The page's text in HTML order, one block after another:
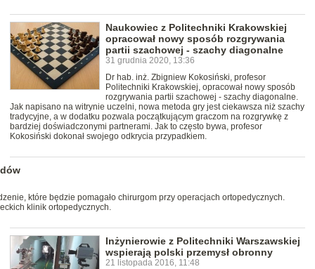
Naukowiec z Politechniki Krakowskiej
opracował nowy sposób rozgrywania
partii szachowej - szachy diagonalne
31 grudnia 2020, 13:36
Dr hab. inż. Zbigniew Kokosiński, profesor
Politechniki Krakowskiej, opracował nowy sposób
rozgrywania partii szachowej - szachy diagonalne.
Jak napisano na witrynie uczelni, nowa metoda gry jest ciekawsza niż szachy
tradycyjne, a w dodatku pozwala początkującym graczom na rozgrywkę z
bardziej doświadczonymi partnerami. Jak to często bywa, profesor
Kokosiński dokonał swojego odkrycia przypadkiem.
które będzie pomagało chirurgom przy operacjach ortopedycznych.
klinik ortopedycznych.
Inżynierowie z Politechniki Warszawskiej
wspierają polski przemysł obronny
21 listopada 2016, 11:48